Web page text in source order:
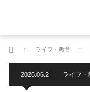
ホーム ライフ・教育
2026.06.2 ライフ・